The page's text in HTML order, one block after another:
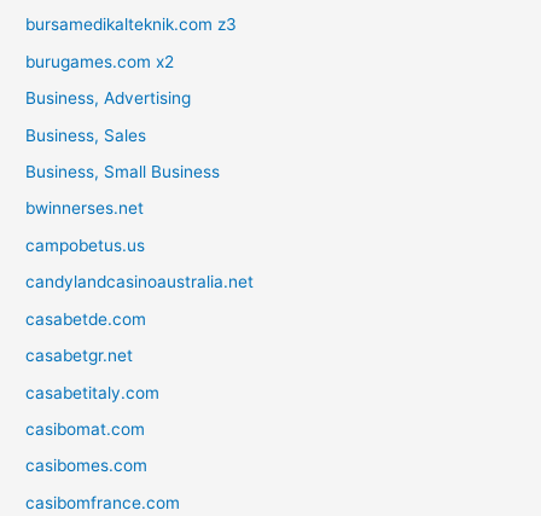
bursamedikalteknik.com z3
burugames.com x2
Business, Advertising
Business, Sales
Business, Small Business
bwinnerses.net
campobetus.us
candylandcasinoaustralia.net
casabetde.com
casabetgr.net
casabetitaly.com
casibomat.com
casibomes.com
casibomfrance.com